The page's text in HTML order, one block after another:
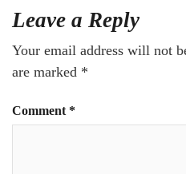
Leave a Reply
Your email address will not
are marked *
Comment *